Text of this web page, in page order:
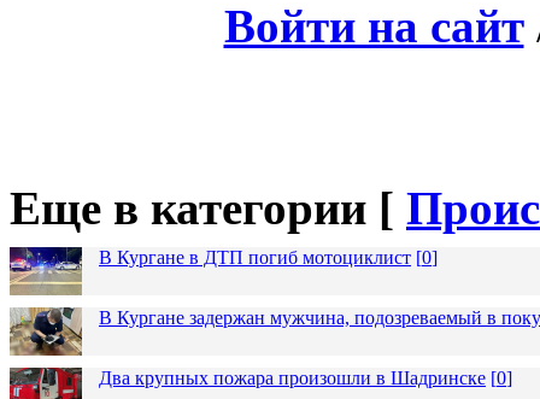
Войти на сайт
Еще в категории [
В Кургане в ДТП погиб мотоциклист [0]
В Кургане задержан мужчина, подозреваемый в
Два крупных пожара произошли в Шадринске [0]